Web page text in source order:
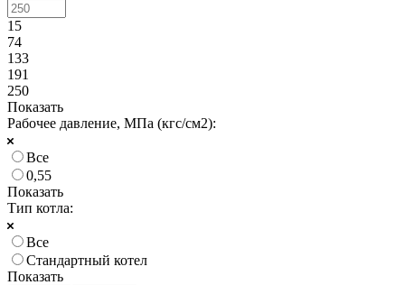
15
74
133
191
250
Показать
Рабочее давление, МПа (кгс/см2):
Все
0,55
Показать
Тип котла:
Все
Стандартный котел
Показать